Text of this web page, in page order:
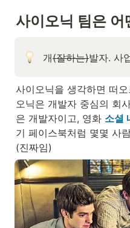
사이오닉 팀은
개(잘하는)발자. 사
사이오닉을 생각하면 떠
오닉은 개발자 중심의 회
은 개발자이고, 영화 소셜
기 페이스북처럼 몇몇 사
(진짜임)